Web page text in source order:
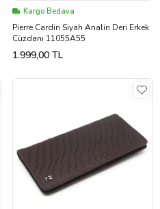
Kargo Bedava
Pierre Cardin Siyah Analin Deri Erkek
Cüzdanı 11055A55
1.999,00 TL